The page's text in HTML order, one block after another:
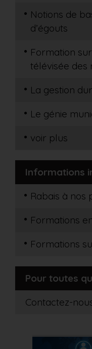
Notions de
d’égouts
Formation
télévisée des
La gestion
Le génie
voir plus
Informations
Rabais à nos
Formations
Formations
Pour toutes
Contactez-